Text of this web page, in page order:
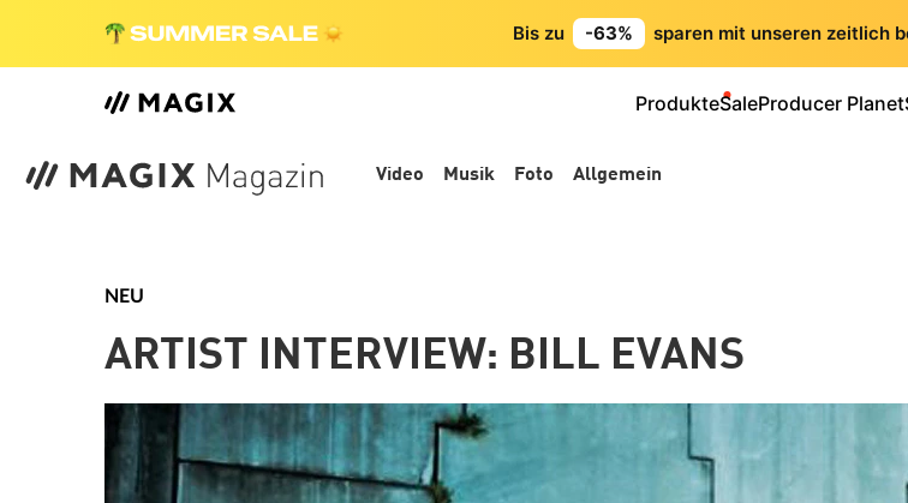
Bis zu -63% sparen mit unseren zeitlich
ProdukteSaleProducer Planet
Video Musik Foto Allgemein
NEU
ARTIST INTERVIEW: BILL EVANS